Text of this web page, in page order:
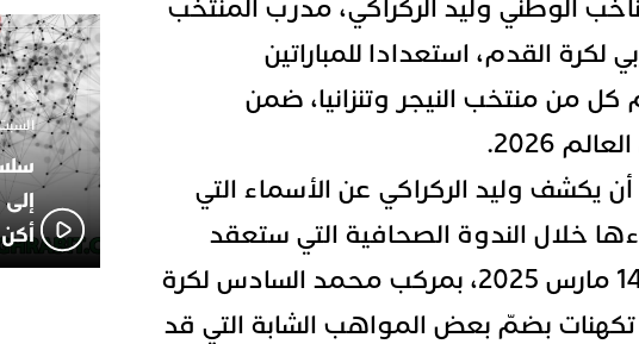
الوطني وليد الركراكي، مدرب المنتخب
لكرة القدم، استعدادا للمباراتين
كل من منتخب النيجر وتنزانيا، ضمن
2026.
يكشف وليد الركراكي عن الأسماء التي
خلال الندوة الصحافية التي ستعقد
يوم الجمعة 14 مارس 2025، بمركب محمد السادس لكرة
بضمّ بعض المواهب الشابة التي قد
وسقوط
02:06
الركراكي
01:55
هي
14:37
لاعبوا
السبت 1 فبراير 2025